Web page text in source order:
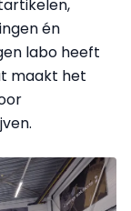
én
labo heeft
maakt het